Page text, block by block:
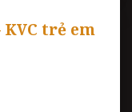
trẻ em